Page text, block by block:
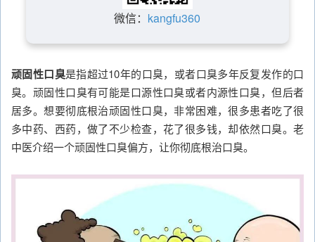
微信： kangfu360
顽固性口臭是指超过10年的口臭，或者口臭多年反复发作的口
臭。顽固性口臭有可能是口源性口臭或者内源性口臭，但后者
居多。想要彻底根治顽固性口臭，非常困难，很多患者吃了很
多中药、西药，做了不少检查，花了很多钱，却依然口臭。老
中医介绍一个顽固性口臭偏方，让你彻底根治口臭。